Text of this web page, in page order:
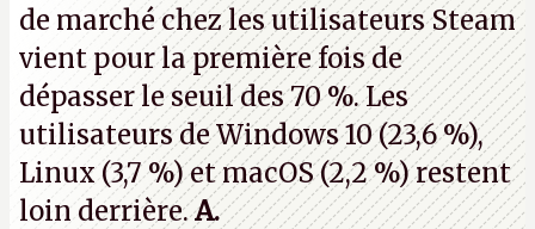
de marché chez les utilisateurs Steam
vient pour la première fois de
dépasser le seuil des 70 %. Les
utilisateurs de Windows 10 (23,6 %),
Linux (3,7 %) et macOS (2,2 %) restent
loin derrière.A.